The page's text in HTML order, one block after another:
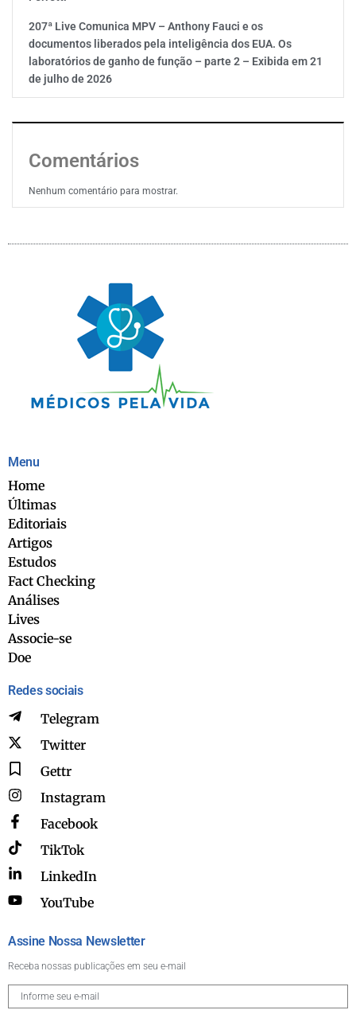
207ª Live Comunica MPV – Anthony Fauci e os
documentos liberados pela inteligência dos EUA. Os
laboratórios de ganho de função – parte 2 – Exibida em 21
de julho de 2026
Comentários
Nenhum comentário para mostrar.
Menu
Home
Últimas
Editoriais
Artigos
Estudos
Fact Checking
Análises
Lives
Associe-se
Doe
Redes sociais
Telegram
Twitter
Gettr
Instagram
Facebook
TikTok
LinkedIn
YouTube
Assine Nossa Newsletter
Receba nossas publicações em seu e-mail